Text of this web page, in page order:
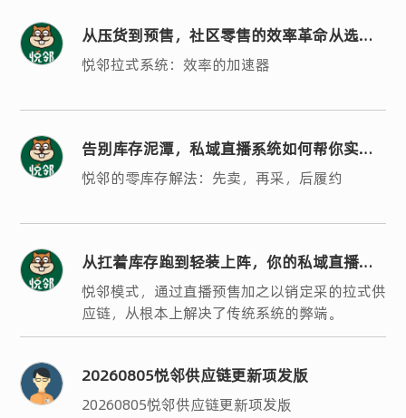
从压货到预售，社区零售的效率革命从选对
系统开始
悦邻拉式系统：效率的加速器
告别库存泥潭，私域直播系统如何帮你实现
轻运营？
悦邻的零库存解法：先卖，再采，后履约
从扛着库存跑到轻装上阵，你的私域直播系
统选对了吗？
悦邻模式，通过直播预售加之以销定采的拉式供
应链，从根本上解决了传统系统的弊端。
20260805悦邻供应链更新项发版
20260805悦邻供应链更新项发版